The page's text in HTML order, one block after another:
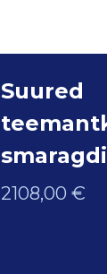
Suured
2108,00 €